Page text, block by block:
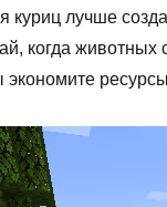
куриц лучше
когда животных
экономите